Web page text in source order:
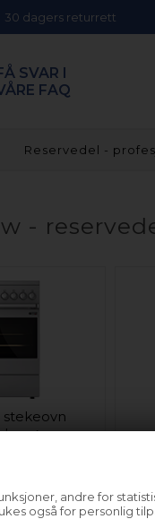
andre for
også for personlig
30 dagers returrett
SVAR I
FAQ
Reservedel -
-
stekeovn